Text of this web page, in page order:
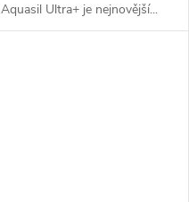
Aquasil Ultra+ je nejnovější...